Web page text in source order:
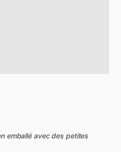
emballé avec des petites